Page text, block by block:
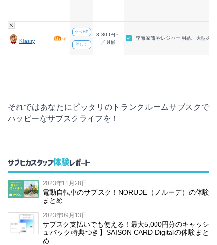
Klassy
公式HP
詳しく
3,300円～
／月額
季節家電やレジャー用品、大型の
それではあなたにピッタリのトランクルームサブスクで
ハッピーなサブスクライフを！
サブヒカスタッフ体験レポート
2023年11月28日
電動自転車のサブスク！NORUDE（ノルーデ）の体験
まとめ
2023年09月13日
サブスク支払いでも使える！最大5,000円分のキャッシ
ュバック特典つき】SAISON CARD Digitalの体験まと
め